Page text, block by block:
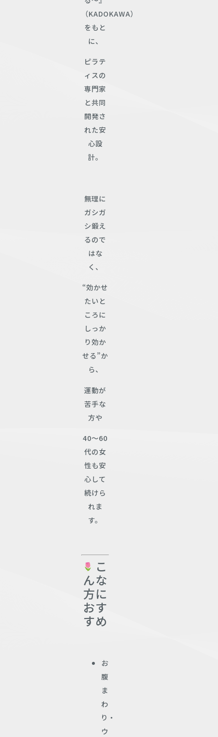
（KADOKAWA）
をもと
に、
ピラテ
ィスの
専門家
と共同
開発さ
れた安
心設
計。
無理に
ガシガ
シ鍛え
るので
はな
く、
“効かせ
たいと
ころに
しっか
り効か
せる”か
ら、
運動が
苦手な
方や
40〜60
代の女
性も安
心して
続けら
れま
す。
こ
んな
方に
おす
すめ
お
腹
ま
わ
り・
ウ